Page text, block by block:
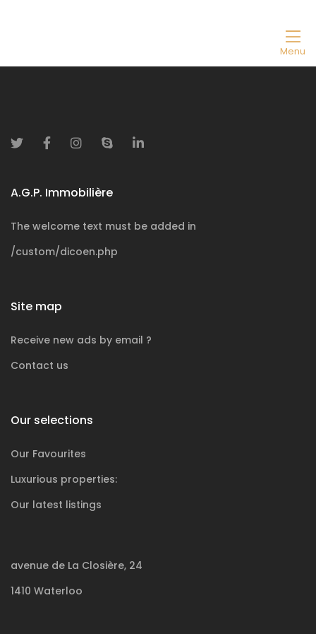
Menu
A.G.P. Immobilière
The welcome text must be added in
/custom/dicoen.php
Site map
Receive new ads by email ?
Contact us
Our selections
Our Favourites
Luxurious properties:
Our latest listings
avenue de La Closière, 24
1410 Waterloo